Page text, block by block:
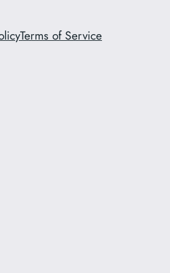
Terms of Service